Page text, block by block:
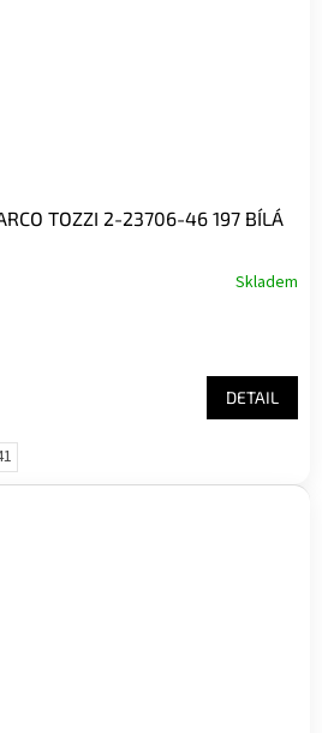
TOZZI 2-23706-46 197 BÍLÁ
Skladem
DETAIL